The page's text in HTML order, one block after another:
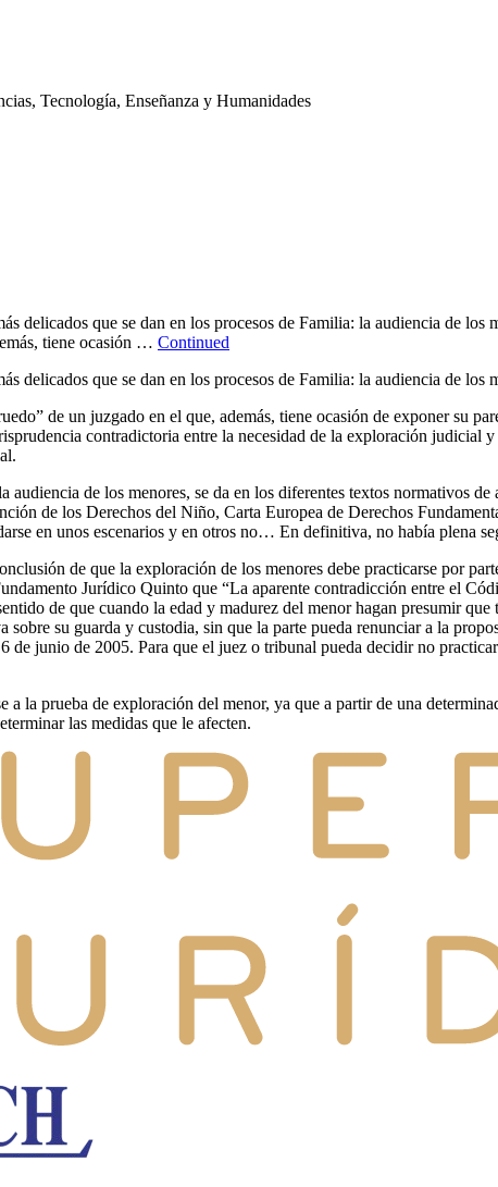
Tecnología, Enseñanza y Humanidades
delicados que se dan en los procesos de Familia: la audiencia de
tiene ocasión … Continued
delicados que se dan en los procesos de Familia: la audiencia de los
de un juzgado en el que, además, tiene ocasión de exponer su
contradictoria entre la necesidad de la exploración judicial
de los menores, se da en los diferentes textos normativos
de los Derechos del Niño, Carta Europea de Derechos
en unos escenarios y en otros no… En definitiva, no había plena
de que la exploración de los menores debe practicarse por
Jurídico Quinto que “La aparente contradicción entre el
de que cuando la edad y madurez del menor hagan presumir
su guarda y custodia, sin que la parte pueda renunciar a la
junio de 2005. Para que el juez o tribunal pueda decidir no
la prueba de exploración del menor, ya que a partir de una
las medidas que le afecten.